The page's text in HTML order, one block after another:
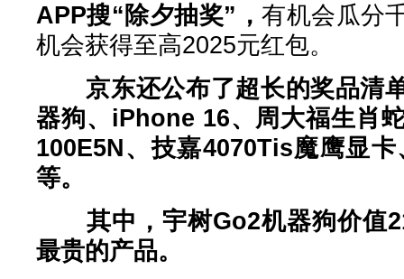
APP搜“除夕抽奖”，有机会瓜分
机会获得至高2025元红包。
京东还公布了超长的奖品清
器狗、iPhone 16、周大福生肖
100E5N、技嘉4070Tis魔鹰显
等。
其中，宇树Go2机器狗价值
最贵的产品。